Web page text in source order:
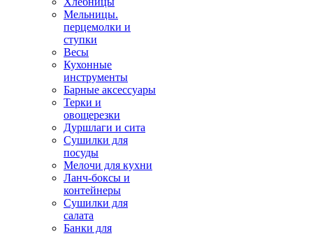
Мельницы.
перцемолки и
ступки
Весы
Кухонные
инструменты
Барные аксессуары
Терки и
овощерезки
Дуршлаги и сита
Сушилки для
посуды
Мелочи для кухни
Ланч-боксы и
контейнеры
Сушилки для
салата
Банки для